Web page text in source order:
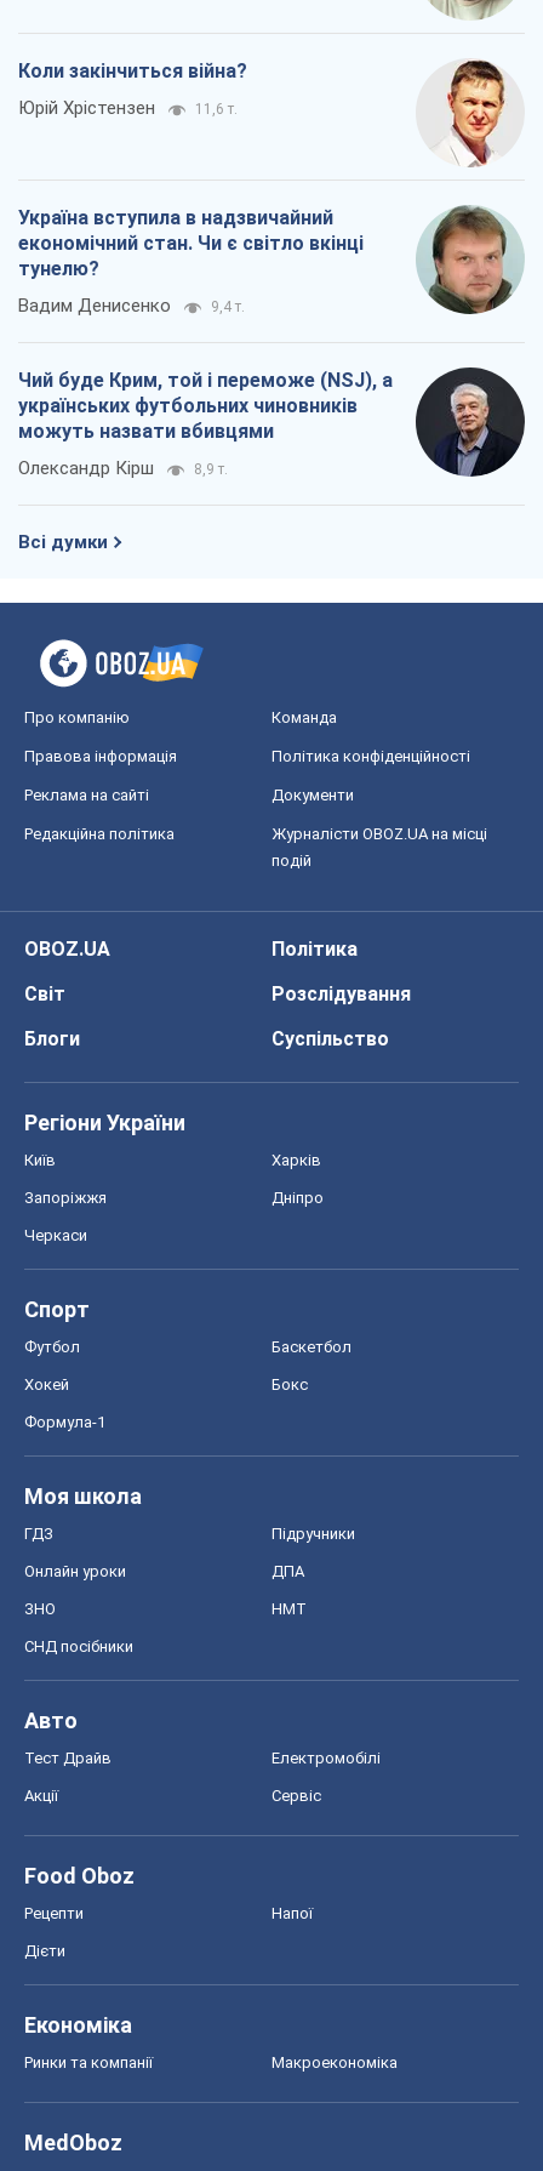
Коли закінчиться війна?
Юрій Хрістензен 11,6 т.
Україна вступила в надзвичайний
економічний стан. Чи є світло вкінці
тунелю?
Вадим Денисенко 9,4 т.
Чий буде Крим, той і переможе (NSJ), а
українських футбольних чиновників
можуть назвати вбивцями
Олександр Кірш 8,9 т.
Всі думки
Про компанію Команда
Правова інформація Політика конфіденційності
Реклама на сайті Документи
Редакційна політика
Журналісти OBOZ.UA на місці
подій
OBOZ.UA
Політика
Світ
Розслідування
Блоги
Суспільство
Регіони України
Київ Харків
Запоріжжя Дніпро
Черкаси
Спорт
Футбол Баскетбол
Хокей Бокс
Формула-1
Моя школа
ГДЗ Підручники
Онлайн уроки ДПА
ЗНО НМТ
СНД посібники
Авто
Тест Драйв Електромобілі
Акції Сервіс
Food Oboz
Рецепти Напої
Дієти
Економіка
Ринки та компанії Макроекономіка
MedOboz